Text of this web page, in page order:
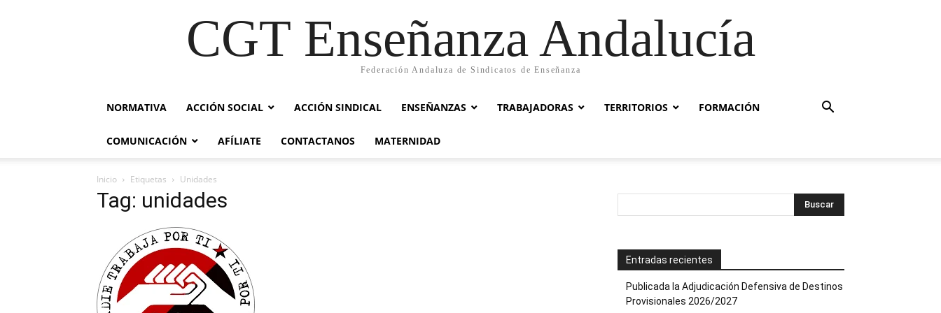
CGT Enseñanza Andalucía
Federación Andaluza de Sindicatos de Enseñanza
NORMATIVA ACCIÓN SOCIAL ACCIÓN SINDICAL ENSEÑANZAS TRABAJADORAS TERRITORIOS FORMACIÓN
COMUNICACIÓN AFÍLIATE CONTACTANOS MATERNIDAD
Inicio Etiquetas Unidades
Tag: unidades
Entradas recientes
Publicada la Adjudicación Defensiva de Destinos
Provisionales 2026/2027